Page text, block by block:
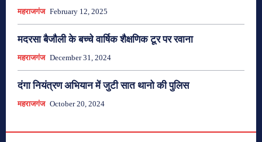
महराजगंज February 12, 2025
मदरसा बैजौली के बच्चे वार्षिक शैक्षणिक टूर पर रवाना
महराजगंज December 31, 2024
दंगा नियंत्रण अभियान में जुटी सात थानो की पुलिस
महराजगंज October 20, 2024